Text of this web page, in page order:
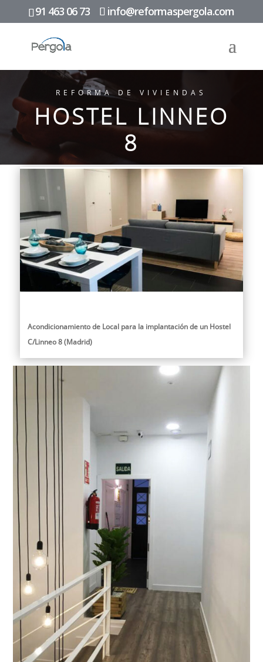
91 463 06 73 info@reformaspergola.com
REFORMA DE VIVIENDAS
HOSTEL LINNEO
8
Acondicionamiento de Local para la implantación de un Hostel
C/Linneo 8 (Madrid)